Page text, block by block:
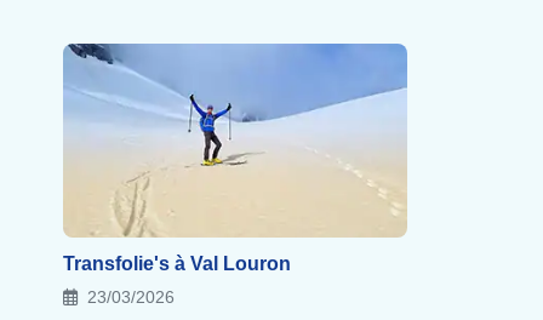
Transfolie's à Val Louron
23/03/2026